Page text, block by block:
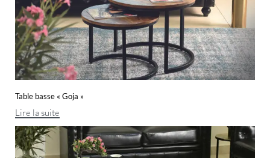
Table basse « Goja »
Lire la suite